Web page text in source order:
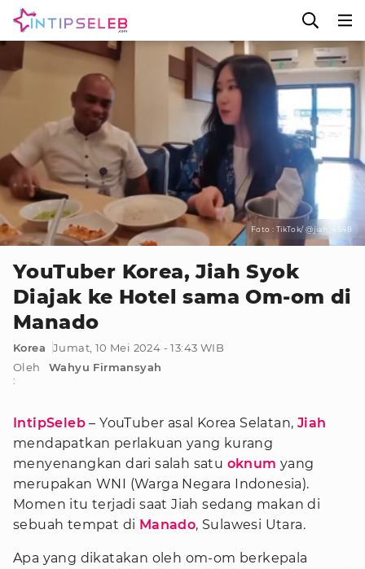
Foto : TikTok/ @jiah_4548
YouTuber Korea, Jiah Syok
Diajak ke Hotel sama Om-om di
Manado
Korea
Jumat, 10 Mei 2024 - 13:43 WIB
Oleh
:
Wahyu Firmansyah
IntipSeleb – YouTuber asal Korea Selatan, Jiah
mendapatkan perlakuan yang kurang
menyenangkan dari salah satu oknum yang
merupakan WNI (Warga Negara Indonesia).
Momen itu terjadi saat Jiah sedang makan di
sebuah tempat di Manado, Sulawesi Utara.
Apa yang dikatakan oleh om-om berkepala